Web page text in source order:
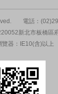
電話：
新北市板橋區
覽器：IE10(含)以上